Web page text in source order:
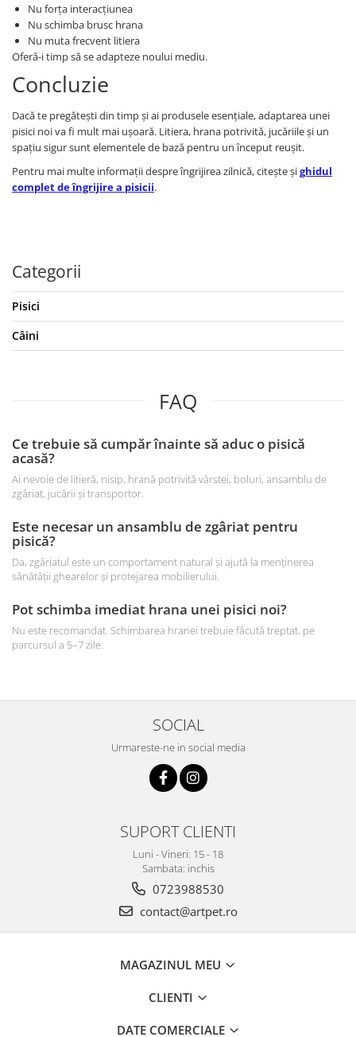
Nu forța interacțiunea
Nu schimba brusc hrana
Nu muta frecvent litiera
Oferă-i timp să se adapteze noului mediu.
Concluzie
Dacă te pregătești din timp și ai produsele esențiale, adaptarea unei
pisici noi va fi mult mai ușoară. Litiera, hrana potrivită, jucăriile și un
spațiu sigur sunt elementele de bază pentru un început reușit.
Pentru mai multe informații despre îngrijirea zilnică, citește șighidul
complet de îngrijire a pisicii.
Categorii
Pisici
Câini
FAQ
Ce trebuie să cumpăr înainte să aduc o pisică
acasă?
Ai nevoie de litieră, nisip, hrană potrivită vârstei, boluri, ansamblu de
zgâriat, jucării și transportor.
Este necesar un ansamblu de zgâriat pentru
pisică?
Da, zgâriatul este un comportament natural și ajută la menținerea
sănătății ghearelor și protejarea mobilierului.
Pot schimba imediat hrana unei pisici noi?
Nu este recomandat. Schimbarea hranei trebuie făcută treptat, pe
parcursul a 5–7 zile.
SOCIAL
Urmareste-ne in social media
SUPORT CLIENTI
Luni - Vineri: 15 - 18
Sambata: inchis
0723988530
contact@artpet.ro
MAGAZINUL MEU
CLIENTI
DATE COMERCIALE